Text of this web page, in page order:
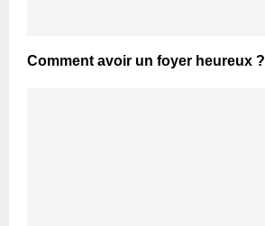
Comment avoir un foyer heureux ?